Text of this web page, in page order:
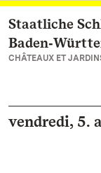
Vers la page
Staatliche
CHÂTEAUX ET
vendredi, 5.